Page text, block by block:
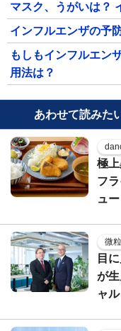
マスク、うがいは？
インフルエンザの予
もしもインフルエン
用法は？
あわせて読みた
極
フ
ュー
微
目
が
ャル